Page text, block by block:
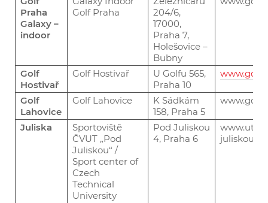
Praha
Galaxy –
indoor
Golf Praha
204/6,
17000,
Praha 7,
Holešovice –
Bubny
Golf
Hostivař
Golf Hostivař
U Golfu 565,
Praha 10
Golf
Lahovice
Golf Lahovice
K Sádkám
158, Praha 5
www.golf-
Juliska
Sportoviště
ČVUT „Pod
Juliskou“ /
Sport center of
Czech
Technical
University
Pod Juliskou
4, Praha 6
www